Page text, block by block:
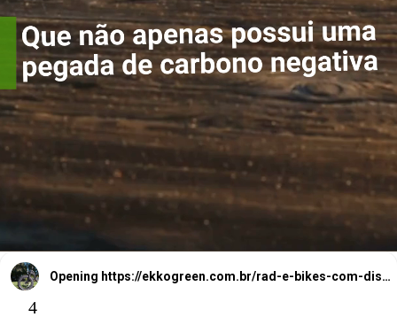
negativa
Opening https://ekkogreen.com.br/rad-e-bikes-com-dispositivo-de-seguranca/?utm_source=google&utm_medium=web-stories&utm_campaign=bicicleta-eletrica
4